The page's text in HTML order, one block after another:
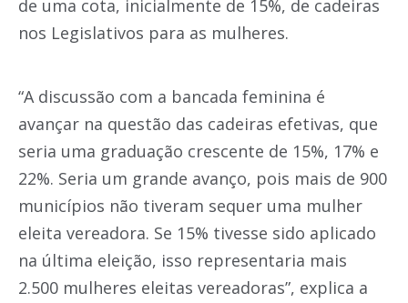
de uma cota, inicialmente de 15%, de cadeiras
nos Legislativos para as mulheres.
“A discussão com a bancada feminina é
avançar na questão das cadeiras efetivas, que
seria uma graduação crescente de 15%, 17% e
22%. Seria um grande avanço, pois mais de 900
municípios não tiveram sequer uma mulher
eleita vereadora. Se 15% tivesse sido aplicado
na última eleição, isso representaria mais
2.500 mulheres eleitas vereadoras”, explica a